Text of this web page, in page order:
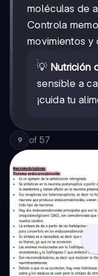
moléculas de
Controla
movimientos y
💡 Nutrición
sensible a
¡cuida tu
9 of 57